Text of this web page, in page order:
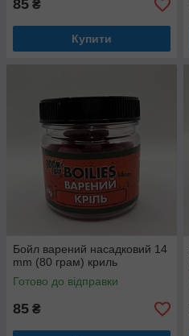
85 ₴
Купити
Бойл варений насадковий 14
mm (80 грам) криль
Готово до відправки
85 ₴